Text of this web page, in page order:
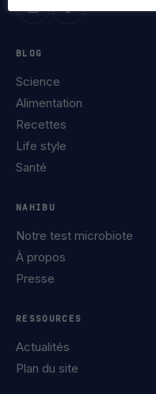
BLOG
Science
Alimentation
Recettes
Life style
Santé
NAHIBU
Notre test microbiote
À propos
Presse
RESSOURCES
Actualités
Plan du site